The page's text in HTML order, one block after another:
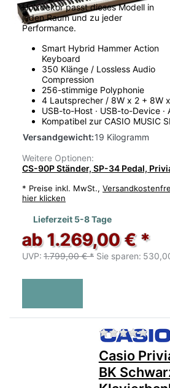
Holzdekor passt dieses Modell in
jeden Raum und zu jeder
Performance.
Smart Hybrid Hammer Action
Keyboard
350 Klänge / Lossless Audio
Compression
256-stimmige Polyphonie
4 Lautsprecher / 8W x 2 + 8W
USB-to-Host · USB-to-Device ·
Kompatibel zur CASIO MUSIC
Versandgewicht:19 Kilogramm
Weitere Optionen:
CS-90P Ständer, SP-34 Pedal,
* Preise inkl. MwSt.,
hier klicken
Lieferzeit 5-8 Tage
ab 1.269,00 € *
UVP: 1.799,00 € * Sie sparen:
Zu
Casio
BK